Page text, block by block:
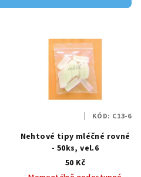
Nehtové tipy mléčné rovné
- 50ks, vel.6
50 Kč
KÓD: C13-6